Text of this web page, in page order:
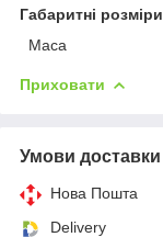
Габаритні розміри
Маса
Приховати
Умови доставки
Нова Пошта
Delivery